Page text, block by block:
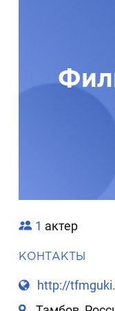
1 актер
КОНТАКТЫ
http://